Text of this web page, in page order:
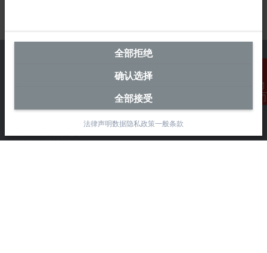
联系我们
毕孚自动化设备贸易(上海)有限公司
市北智汇园4号楼
静安区汶水路 299 弄 9-10 号
全部拒绝
确认选择
全部接受
法律声明数据隐私政策一般条款